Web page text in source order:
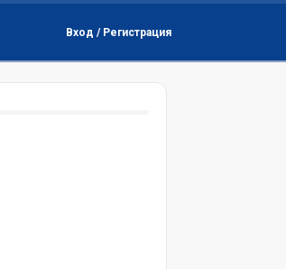
Вход / Регистрация